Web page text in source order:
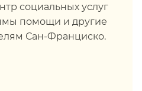
социальных услуг
помощи и другие
Сан-Франциско.​​